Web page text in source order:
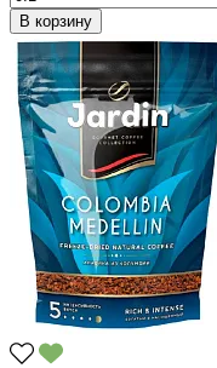
В корзину